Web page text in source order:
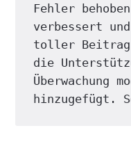
Fehler
verbessert
toller Beitrag
die
Überwachung
hinzugefügt.